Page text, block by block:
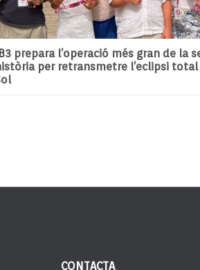
prepara l’operació més gran de la
per retransmetre l’eclipsi total
CONTACTA